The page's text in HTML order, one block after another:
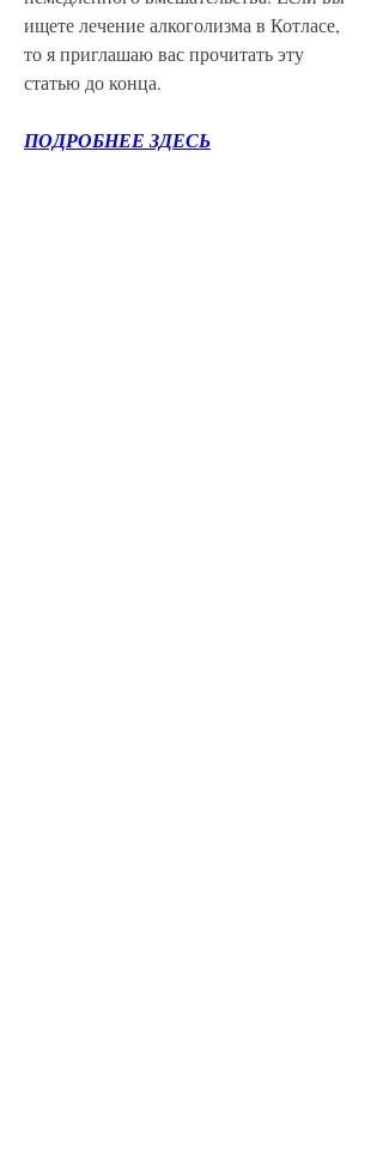
ищете лечение алкоголизма в Котласе,
то я приглашаю вас прочитать эту
статью до конца.
ПОДРОБНЕЕ ЗДЕСЬ